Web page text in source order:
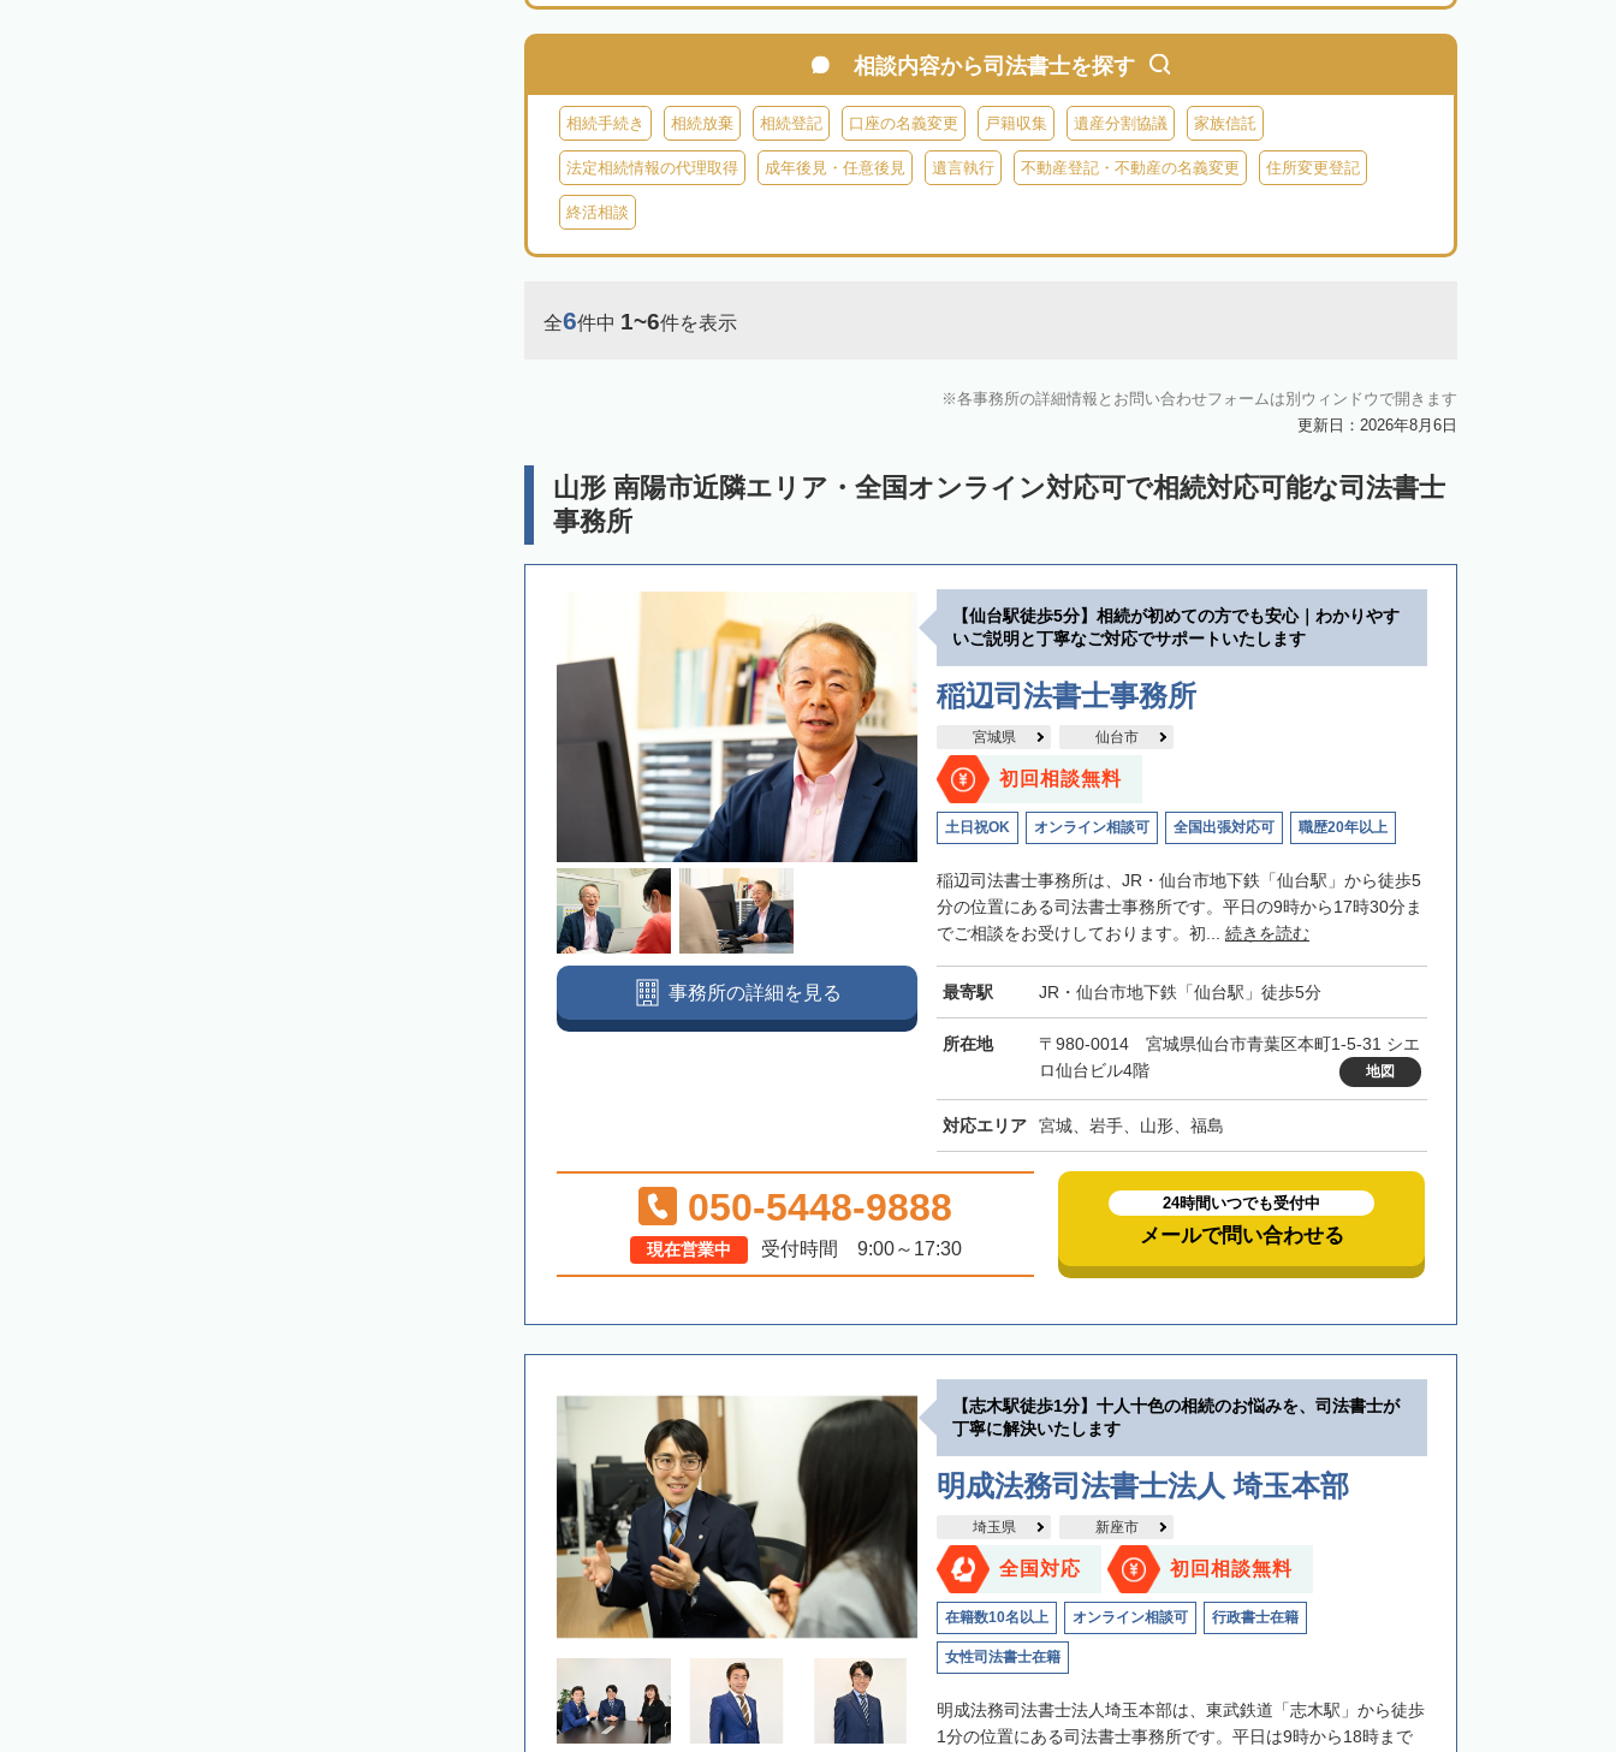
相談内容から司法書士を探す
相続手続き 相続放棄 相続登記 口座の名義変更 戸籍収集 遺産分割協議 家族信託
法定相続情報の代理取得 成年後見・任意後見 遺言執行 不動産登記・不動産の名義変更 住所変更登記
終活相談
全6件中 1~6件を表示
各事務所の詳細情報とお問い合わせフォームは別ウィンドウで開きます
更新日：2026年8月6日
山形 南陽市近隣エリア・全国オンライン対応可で相続対応可能な司法書士
事務所
【仙台駅徒歩5分】相続が初めての方でも安心｜わかりやす
いご説明と丁寧なご対応でサポートいたします
稲辺司法書士事務所
宮城県 仙台市
初回相談無料
土日祝OK オンライン相談可 全国出張対応可 職歴20年以上
稲辺司法書士事務所は、JR・仙台市地下鉄「仙台駅」から徒歩5
分の位置にある司法書士事務所です。平日の9時から17時30分ま
でご相談をお受けしております。初... 続きを読む
最寄駅 JR・仙台市地下鉄「仙台駅」徒歩5分
所在地
〒980-0014 宮城県仙台市青葉区本町1-5-31 シエ
ロ仙台ビル4階
地図
対応エリア 宮城、岩手、山形、福島
事務所の詳細を見る
050-5448-9888
現在営業中 受付時間 9:00～17:30
24時間いつでも受付中
メールで問い合わせる
【志木駅徒歩1分】十人十色の相続のお悩みを、司法書士が
丁寧に解決いたします
明成法務司法書士法人 埼玉本部
埼玉県 新座市
全国対応 初回相談無料
在籍数10名以上 オンライン相談可 行政書士在籍
女性司法書士在籍
明成法務司法書士法人埼玉本部は、東武鉄道「志木駅」から徒歩
1分の位置にある司法書士事務所です。平日は9時から18時まで